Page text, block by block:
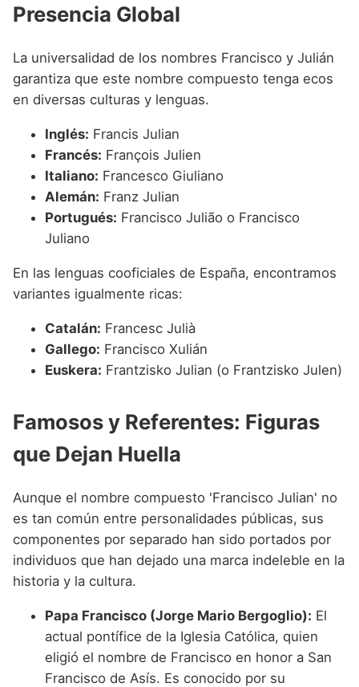
Presencia Global
La universalidad de los nombres Francisco y Julián
garantiza que este nombre compuesto tenga ecos
en diversas culturas y lenguas.
Inglés: Francis Julian
Francés: François Julien
Italiano: Francesco Giuliano
Alemán: Franz Julian
Portugués: Francisco Julião o Francisco
Juliano
En las lenguas cooficiales de España, encontramos
variantes igualmente ricas:
Catalán: Francesc Julià
Gallego: Francisco Xulián
Euskera: Frantzisko Julian (o Frantzisko Julen)
Famosos y Referentes: Figuras
que Dejan Huella
Aunque el nombre compuesto 'Francisco Julian' no
es tan común entre personalidades públicas, sus
componentes por separado han sido portados por
individuos que han dejado una marca indeleble en la
historia y la cultura.
Papa Francisco (Jorge Mario Bergoglio): El
actual pontífice de la Iglesia Católica, quien
eligió el nombre de Francisco en honor a San
Francisco de Asís. Es conocido por su